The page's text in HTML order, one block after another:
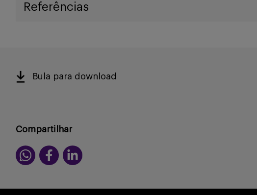
Referências
Bula para download
Compartilhar